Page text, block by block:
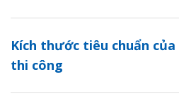
Kích thước tiêu chuẩn
thi công